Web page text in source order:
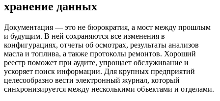
хранение данных
Документация — это не бюрократия, а мост между прошлым
и будущим. В ней сохраняются все изменения в
конфигурациях, отчеты об осмотрах, результаты анализов
масла и топлива, а также протоколы ремонтов. Хороший
реестр поможет при аудите, упрощает обслуживание и
ускоряет поиск информации. Для крупных предприятий
целесообразно вести электронный журнал, который
синхронизируется между несколькими объектами и отделами.